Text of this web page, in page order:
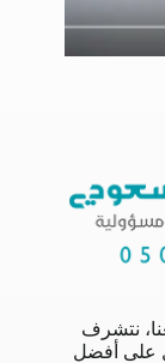
نتشرف
على أفضل